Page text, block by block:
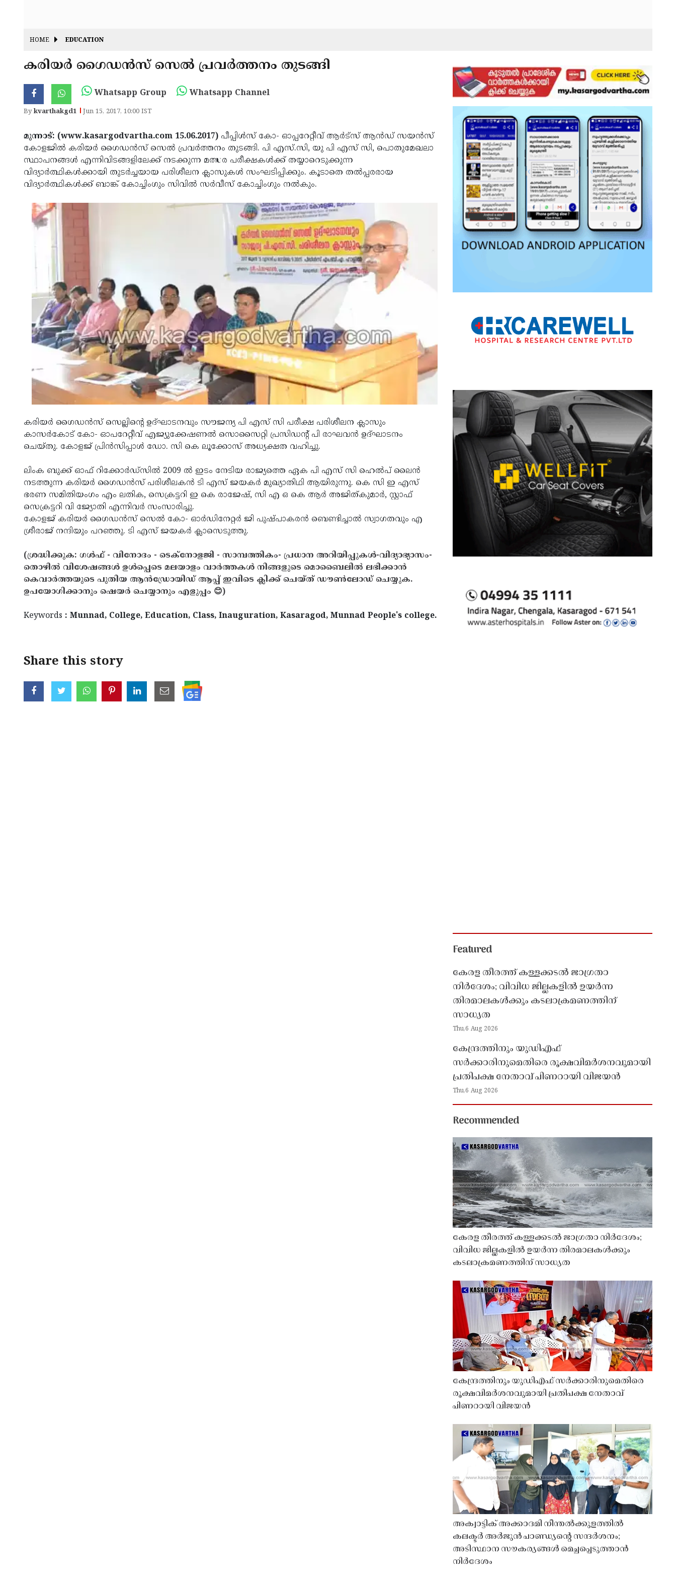
HOME EDUCATION
കരിയര്‍ ഗൈഡന്‍സ് സെല്‍ പ്രവര്‍ത്തനം തുടങ്ങി
Whatsapp Group Whatsapp Channel
Bykvarthakgd1 Jun 15, 2017, 10:00 IST
മുന്നാട്: (www.kasargodvartha.com 15.06.2017) പീപ്പിള്‍സ് കോ- ഓപ്പറേറ്റീവ് ആര്‍ട്‌സ് ആന്‍ഡ് സയന്‍സ്
കോളജില്‍ കരിയര്‍ ഗൈഡന്‍സ് സെല്‍ പ്രവര്‍ത്തനം തുടങ്ങി. പി എസ്.സി, യു പി എസ് സി, പൊതുമേഖലാ
സ്ഥാപനങ്ങള്‍ എന്നിവിടങ്ങളിലേക്ക് നടക്കുന്ന മത്സര പരീക്ഷകള്‍ക്ക് തയ്യാറെടുക്കുന്ന
വിദ്യാര്‍ത്ഥികള്‍ക്കായി തുടര്‍ച്ചയായ പരിശീലന ക്ലാസുകള്‍ സംഘടിപ്പിക്കും. കൂടാതെ തല്‍പ്പരരായ
വിദ്യാര്‍ത്ഥികള്‍ക്ക് ബാങ്ക് കോച്ചിംഗും സിവില്‍ സര്‍വീസ് കോച്ചിംഗും നല്‍കും.
കരിയര്‍ ഗൈഡന്‍സ് സെല്ലിന്റെ ഉദ്ഘാടനവും സൗജന്യ പി എസ് സി പരീക്ഷ പരിശീലന ക്ലാസും
കാസര്‍കോട് കോ- ഓപറേറ്റീവ് എജ്യുക്കേഷണല്‍ സൊസൈറ്റി പ്രസിഡന്റ് പി രാഘവന്‍ ഉദ്ഘാടനം
ചെയ്തു. കോളജ് പ്രിന്‍സിപ്പാള്‍ ഡോ. സി കെ ലൂക്കോസ് അധ്യക്ഷത വഹിച്ചു.
ലിംക ബുക്ക് ഓഫ് റിക്കോര്‍ഡ്‌സില്‍ 2009 ല്‍ ഇടം നേടിയ രാജ്യത്തെ ഏക പി എസ് സി ഹെല്‍പ് ലൈന്‍
നടത്തുന്ന കരിയര്‍ ഗൈഡന്‍സ് പരിശീലകന്‍ ടി എസ് ജയകര്‍ മുഖ്യാതിഥി ആയിരുന്നു. കെ സി ഇ എസ്
ഭരണ സമിതിയംഗം എം ലതിക, സെക്രട്ടറി ഇ കെ രാജേഷ്, സി എ ഒ കെ ആര്‍ അജിത്കുമാര്‍, സ്റ്റാഫ്
സെക്രട്ടറി വി ജ്യോതി എന്നിവര്‍ സംസാരിച്ചു.
കോളജ് കരിയര്‍ ഗൈഡന്‍സ് സെല്‍ കോ- ഓര്‍ഡിനേറ്റര്‍ ജി പുഷ്പാകരന്‍ ബെണ്ടിച്ചാല്‍ സ്വാഗതവും എ
ശ്രീരാജ് നന്ദിയും പറഞ്ഞു. ടി എസ് ജയകര്‍ ക്ലാസെടുത്തു.
(ശ്രദ്ധിക്കുക: ഗൾഫ് - വിനോദം - ടെക്നോളജി - സാമ്പത്തികം- പ്രധാന അറിയിപ്പുകൾ-വിദ്യാഭ്യാസം-
തൊഴിൽ വിശേഷങ്ങൾ ഉൾപ്പെടെ മലയാളം വാർത്തകൾ നിങ്ങളുടെ മൊബൈലിൽ ലഭിക്കാൻ
കെവാർത്തയുടെ പുതിയ ആൻഡ്രോയിഡ് ആപ്പ് ഇവിടെ ക്ലിക്ക് ചെയ്ത് ഡൗൺലോഡ് ചെയ്യുക.
ഉപയോഗിക്കാനും ഷെയർ ചെയ്യാനും എളുപ്പം 😊)
Keywords : Munnad, College, Education, Class, Inauguration, Kasaragod, Munnad People's college.
Share this story
Featured
കേരള തീരത്ത് കള്ളക്കടൽ ജാഗ്രതാ
നിർദേശം; വിവിധ ജില്ലകളിൽ ഉയർന്ന
തിരമാലകൾക്കും കടലാക്രമണത്തിന്
സാധ്യത
Thu,6 Aug 2026
കേന്ദ്രത്തിനും യുഡിഎഫ്
സർക്കാരിനുമെതിരെ രൂക്ഷവിമർശനവുമായി
പ്രതിപക്ഷ നേതാവ് പിണറായി വിജയൻ
Thu,6 Aug 2026
Recommended
കേരള തീരത്ത് കള്ളക്കടൽ ജാഗ്രതാ നിർദേശം;
വിവിധ ജില്ലകളിൽ ഉയർന്ന തിരമാലകൾക്കും
കടലാക്രമണത്തിന് സാധ്യത
കേന്ദ്രത്തിനും യുഡിഎഫ് സർക്കാരിനുമെതിരെ
രൂക്ഷവിമർശനവുമായി പ്രതിപക്ഷ നേതാവ്
പിണറായി വിജയൻ
അക്വാട്ടിക് അക്കാദമി നീന്തൽക്കുളത്തിൽ
കലക്ടർ അർജുൻ പാണ്ഡ്യൻ്റെ സന്ദർശനം;
അടിസ്ഥാന സൗകര്യങ്ങൾ മെച്ചപ്പെടുത്താൻ
നിർദേശം